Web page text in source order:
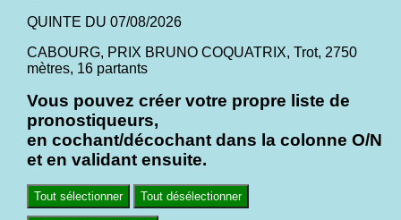
QUINTE DU 07/08/2026
CABOURG, PRIX BRUNO COQUATRIX, Trot, 2750
mètres, 16 partants
Vous pouvez créer votre propre liste de
pronostiqueurs,
en cochant/décochant dans la colonne O/N
et en validant ensuite.
Tout sélectionner Tout désélectionner